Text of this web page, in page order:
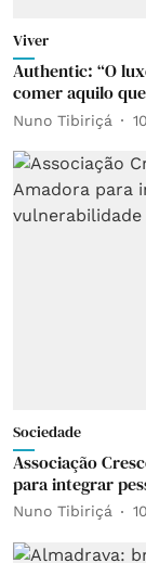
Viver
Authentic: “O
comer aquilo
Nuno Tibiriçá
Sociedade
Associação
para integrar
Nuno Tibiriçá